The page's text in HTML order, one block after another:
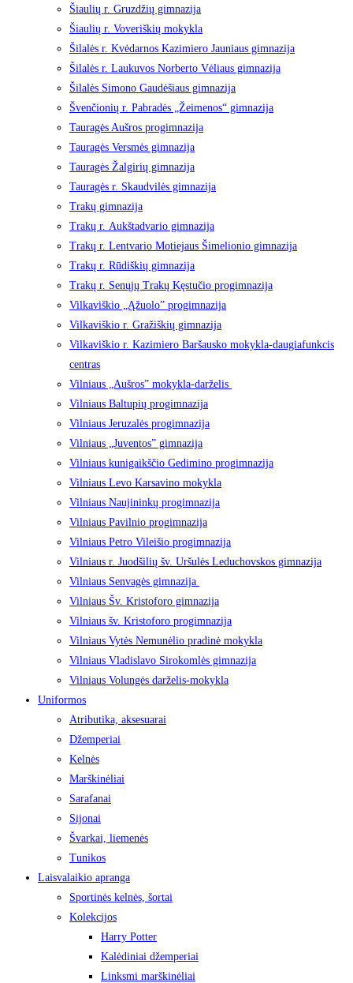
Šiaulių r. Gruzdžių gimnazija
Šiaulių r. Voveriškių mokykla
Šilalės r. Kvėdarnos Kazimiero Jauniaus gimnazija
Šilalės r. Laukuvos Norberto Vėliaus gimnazija
Šilalės Simono Gaudėšiaus gimnazija
Švenčionių r. Pabradės „Žeimenos“ gimnazija
Tauragės Aušros progimnazija
Tauragės Versmės gimnazija
Tauragės Žalgirių gimnazija
Tauragės r. Skaudvilės gimnazija
Trakų gimnazija
Trakų r. Aukštadvario gimnazija
Trakų r. Lentvario Motiejaus Šimelionio gimnazija
Trakų r. Rūdiškių gimnazija
Trakų r. Senųjų Trakų Kęstučio progimnazija
Vilkaviškio „Ąžuolo” progimnazija
Vilkaviškio r. Gražiškių gimnazija
Vilkaviškio r. Kazimiero Baršausko mokykla-daugiafunkcis
centras
Vilniaus „Aušros” mokykla-darželis
Vilniaus Baltupių progimnazija
Vilniaus Jeruzalės progimnazija
Vilniaus „Juventos” gimnazija
Vilniaus kunigaikščio Gedimino progimnazija
Vilniaus Levo Karsavino mokykla
Vilniaus Naujininkų progimnazija
Vilniaus Pavilnio progimnazija
Vilniaus Petro Vileišio progimnazija
Vilniaus r. Juodšilių šv. Uršulės Leduchovskos gimnazija
Vilniaus Senvagės gimnazija
Vilniaus Šv. Kristoforo gimnazija
Vilniaus šv. Kristoforo progimnazija
Vilniaus Vytės Nemunėlio pradinė mokykla
Vilniaus Vladislavo Sirokomlės gimnazija
Vilniaus Volungės darželis-mokykla
Uniformos
Atributika, aksesuarai
Džemperiai
Kelnės
Marškinėliai
Sarafanai
Sijonai
Švarkai, liemenės
Tunikos
Laisvalaikio apranga
Sportinės kelnės, šortai
Kolekcijos
Harry Potter
Kalėdiniai džemperiai
Linksmi marškinėliai